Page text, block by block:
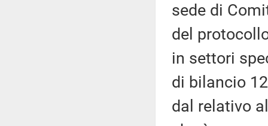
sede di
del
in settori
di bilancio
dal relativo